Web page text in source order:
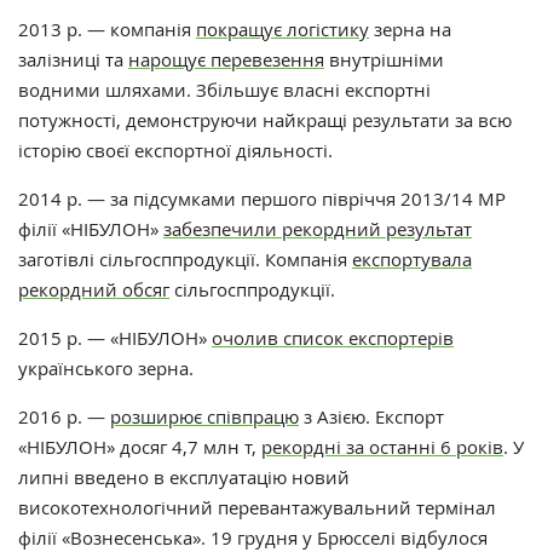
2013 р. — компанія покращує логістику зерна на
залізниці та нарощує перевезення внутрішніми
водними шляхами. Збільшує власні експортні
потужності, демонструючи найкращі результати за всю
історію своєї експортної діяльності.
2014 р. — за підсумками першого півріччя 2013/14 МР
філії «НІБУЛОН» забезпечили рекордний результат
заготівлі сільгосппродукції. Компанія експортувала
рекордний обсягсільгосппродукції.
2015 р. — «НІБУЛОН» очолив список експортерів
українського зерна.
2016 р. — розширює співпрацю з Азією. Експорт
«НІБУЛОН» досяг 4,7 млн ​​т, рекордні за останні 6 років. У
липні введено в експлуатацію новий
високотехнологічний перевантажувальний термінал
філії «Вознесенська». 19 грудня у Брюсселі відбулося